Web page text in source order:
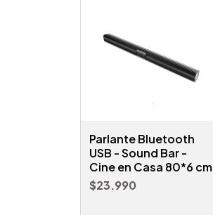
Parlante Bluetooth
USB - Sound Bar -
Cine en Casa 80*6 cm
$23.990